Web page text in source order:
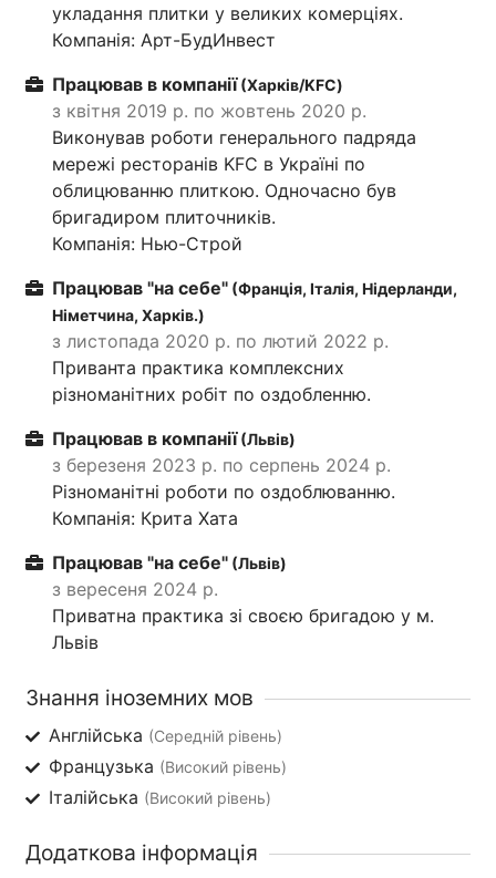
укладання плитки у великих комерціях.
Компанія: Арт-БудИнвест
Працював в компанії(Харків/KFC)
з квітня 2019 р. по жовтень 2020 р.
Виконував роботи генерального падряда
мережі ресторанів KFC в Україні по
облицюванню плиткою. Одночасно був
бригадиром плиточників.
Компанія: Нью-Строй
Працював "на себе" (Франція, Італія, Нідерланди,
Німетчина, Харків.)
з листопада 2020 р. по лютий 2022 р.
Приванта практика комплексних
різноманітних робіт по оздобленню.
Працював в компанії(Львів)
з березеня 2023 р. по серпень 2024 р.
Різноманітні роботи по оздоблюванню.
Компанія: Крита Хата
Працював "на себе" (Львів)
з вересеня 2024 р.
Приватна практика зі своєю бригадою у м.
Львів
Знання іноземних мов
Англійська (Середній рівень)
Французька (Високий рівень)
Італійська (Високий рівень)
Додаткова інформація